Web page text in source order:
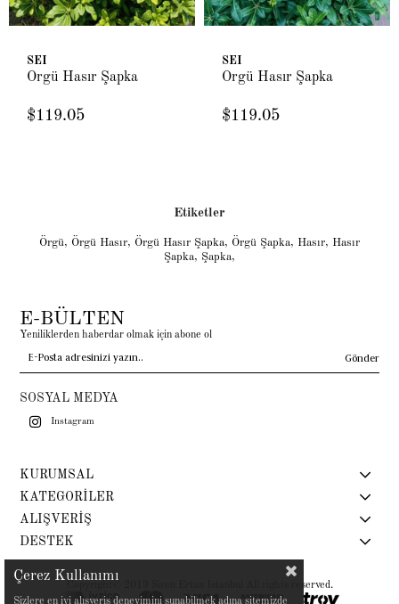
SEI
Örgü Hasır Şapka
$119.05
SEI
Örgü Hasır Şapka
$119.05
Etiketler
Örgü, Örgü Hasır, Örgü Hasır Şapka, Örgü Şapka, Hasır, Hasır
Şapka, Şapka,
E-BÜLTEN
Yeniliklerden haberdar olmak için abone ol
Gönder
SOSYAL MEDYA
Instagram
KURUMSAL
KATEGORİLER
ALIŞVERİŞ
DESTEK
Copyright© 2019 Siren Ertan İstanbul All rights reserved.
Çerez Kullanımı
Sizlere en iyi alışveriş deneyimini sunabilmek adına sitemizde